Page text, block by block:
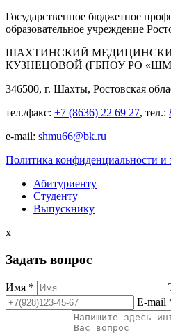
Государственное бюджетное
образовательное учреждение
ШАХТИНСКИЙ
КУЗНЕЦОВОЙ (ГБПОУ РО
346500, г. Шахты, Ростовская
тел./факс: +7 (8636) 22 69 27, тел.:
e-mail: shmu66@bk.ru
Политика конфиденциальности
Абитуриенту
Студенту
Выпускнику
x
Задать вопрос
Имя *
E-mail